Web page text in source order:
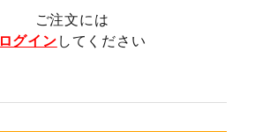
ご注文には
ログインしてください